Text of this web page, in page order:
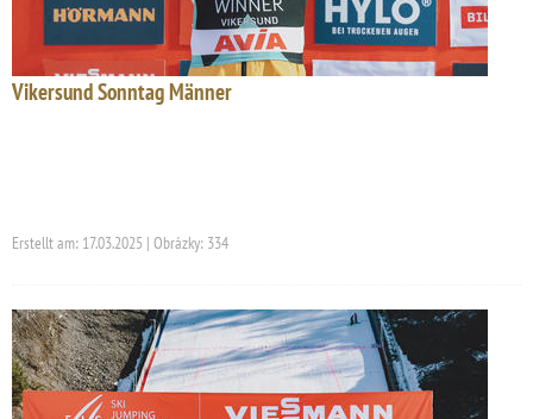
Vikersund Sonntag Männer
Erstellt am: 17.03.2025 | Obrázky: 334